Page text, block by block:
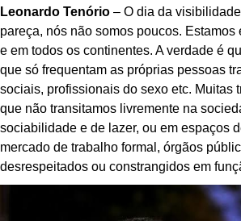
Leonardo Tenório – O dia da
pareça, nós não somos poucos.
e em todos os continentes. A verdade é
que só frequentam as próprias pessoas
sociais, profissionais do sexo etc. Muitas
que não transitamos livremente na
sociabilidade e de lazer, ou em espaços
mercado de trabalho formal, órgãos
desrespeitados ou constrangidos em